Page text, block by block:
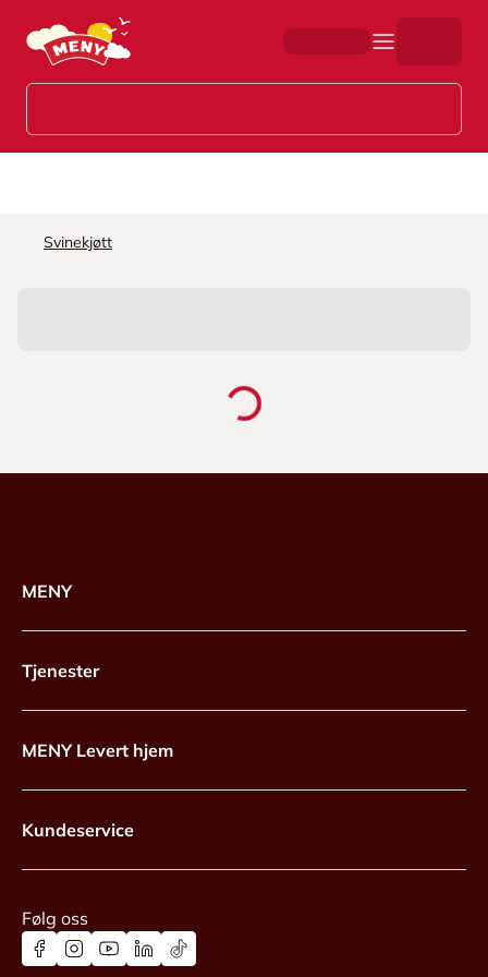
Hopp til hovedinnhold
Svinekjøtt
MENY
Tjenester
MENY Levert hjem
Kundeservice
Følg oss